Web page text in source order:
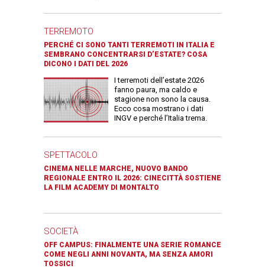
TERREMOTO
PERCHÉ CI SONO TANTI TERREMOTI IN ITALIA E
SEMBRANO CONCENTRARSI D’ESTATE? COSA
DICONO I DATI DEL 2026
I terremoti dell’estate 2026
fanno paura, ma caldo e
stagione non sono la causa.
Ecco cosa mostrano i dati
INGV e perché l’Italia trema.
SPETTACOLO
CINEMA NELLE MARCHE, NUOVO BANDO
REGIONALE ENTRO IL 2026: CINECITTÀ SOSTIENE
LA FILM ACADEMY DI MONTALTO
SOCIETÀ
OFF CAMPUS: FINALMENTE UNA SERIE ROMANCE
COME NEGLI ANNI NOVANTA, MA SENZA AMORI
TOSSICI